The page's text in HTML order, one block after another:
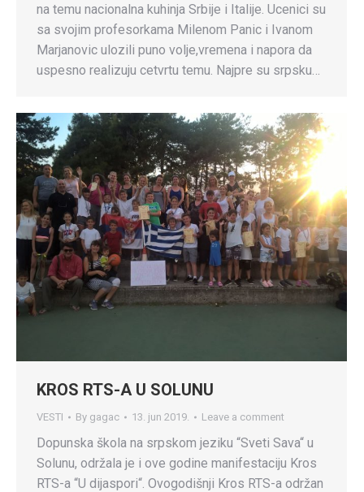
na temu nacionalna kuhinja Srbije i Italije. Ucenici su
sa svojim profesorkama Milenom Panic i Ivanom
Marjanovic ulozili puno volje,vremena i napora da
uspesno realizuju cetvrtu temu. Najpre su srpsku…
KROS RTS-A U SOLUNU
VESTI By gagac 13. jun 2019. Leave a comment
Dopunska škola na srpskom jeziku “Sveti Sava“ u
Solunu, održala je i ove godine manifestaciju Kros
RTS-a “U dijaspori“. Ovogodišnji Kros RTS-a održan